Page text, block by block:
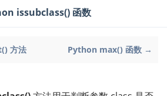
方法 Python max() 函数 →
issubclass() 函数